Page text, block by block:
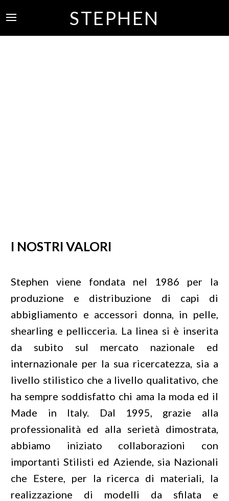
STEPHEN
I NOSTRI VALORI
Stephen viene fondata nel 1986 per la
produzione e distribuzione di capi di
abbigliamento e accessori donna, in pelle,
shearling e pellicceria. La linea si è inserita
da subito sul mercato nazionale ed
internazionale per la sua ricercatezza, sia a
livello stilistico che a livello qualitativo, che
ha sempre soddisfatto chi ama la moda ed il
Made in Italy. Dal 1995, grazie alla
professionalità ed alla serietà dimostrata,
abbiamo iniziato collaborazioni con
importanti Stilisti ed Aziende, sia Nazionali
che Estere, per la ricerca di materiali, la
realizzazione di modelli da sfilata e